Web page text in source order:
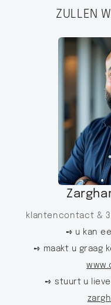
ZULLEN
klantencontact &
➺ u kan
➺ maakt u graag
➺ stuurt u